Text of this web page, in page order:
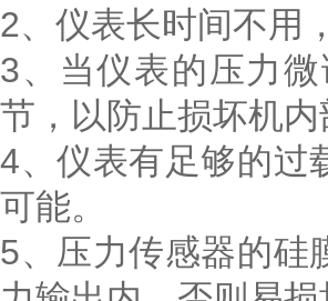
2、仪表长时间不用
3、当仪表的压力
节，以防止损坏机内
4、仪表有足够的过
可能。
5、压力传感器的硅